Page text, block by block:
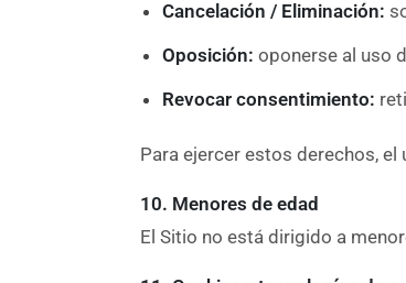
Cancelación / Eliminación:
Oposición: oponerse al uso
Revocar consentimiento:
Para ejercer estos derechos,
10. Menores de edad
El Sitio no está dirigido a